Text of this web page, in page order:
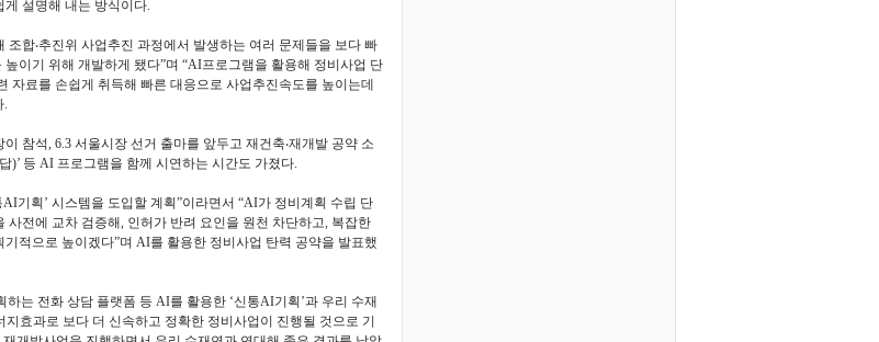
설명해 내는 방식이다.
합‧추진위 사업추진 과정에서 발생하는 여러 문제들을 보다 빠
이기 위해 개발하게 됐다”며 “AI프로그램을 활용해 정비사업 단
자료를 손쉽게 취득해 빠른 대응으로 사업추진속도를 높이는데
.
참석, 6.3 서울시장 선거 출마를 앞두고 재건축‧재개발 공약 소
)’ 등 AI 프로그램을 함께 시연하는 시간도 가졌다.
기획’ 시스템을 도입할 계획”이라면서 “AI가 정비계획 수립 단
사전에 교차 검증해, 인허가 반려 요인을 원천 차단하고, 복잡한
적으로 높이겠다”며 AI를 활용한 정비사업 탄력 공약을 발표했
는 전화 상담 플랫폼 등 AI를 활용한 ‘신통AI기획’과 우리 수재
효과로 보다 더 신속하고 정확한 정비사업이 진행될 것으로 기